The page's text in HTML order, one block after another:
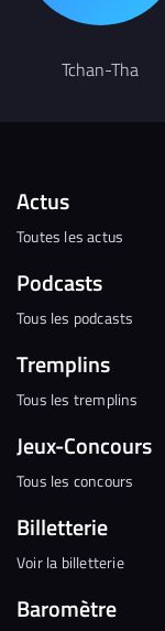
Tchan-Tha
Actus
Toutes les actus
Podcasts
Tous les podcasts
Tremplins
Tous les tremplins
Jeux-Concours
Tous les concours
Billetterie
Voir la billetterie
Baromètre